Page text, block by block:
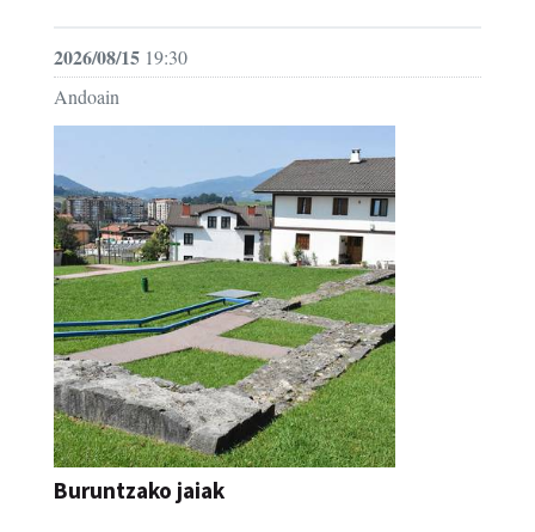
2026/08/15 19:30
Andoain
Buruntzako jaiak